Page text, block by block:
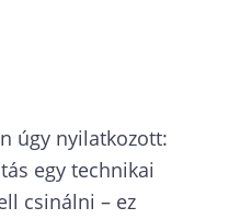
úgy nyilatkozott:
egy technikai
csinálni – ez